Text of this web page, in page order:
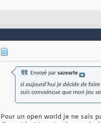
Envoyé par sazearte
si aujourd'hui je décide de
suis convaincue que mon jeu
Pour un open world je ne sais